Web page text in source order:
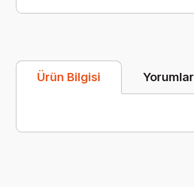
Ürün Bilgisi Yorumlar